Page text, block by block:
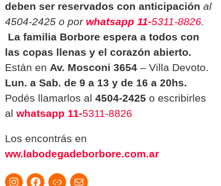
deben ser reservados con anticipación al
4504-2425 o por whatsapp 11-5311-8826.
La familia Borbore espera a todos con
las copas llenas y el corazón abierto.
Están en Av. Mosconi 3654 – Villa Devoto.
Lun. a Sab. de 9 a 13 y de 16 a 20hs.
Podés llamarlos al 4504-2425 o escribirles
al whatsapp 11-5311-8826
Los encontrás en
ww.labodegadeborbore.com.ar
Instagram Facebook Enlace Correo electrónico